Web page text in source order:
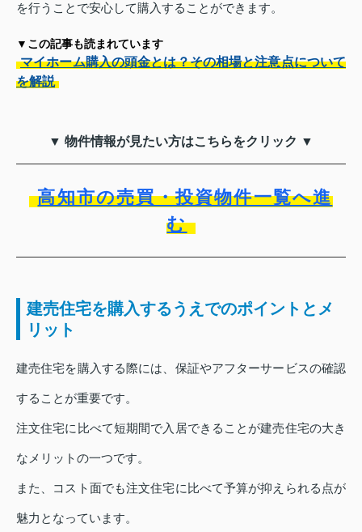
を行うことで安心して購入することができます。
▼この記事も読まれています
マイホーム購入の頭金とは？その相場と注意点について
を解説
▼ 物件情報が見たい方はこちらをクリック ▼
高知市の売買・投資物件一覧へ進
む
建売住宅を購入するうえでのポイントとメ
リット
建売住宅を購入する際には、保証やアフターサービスの確認
することが重要です。
注文住宅に比べて短期間で入居できることが建売住宅の大き
なメリットの一つです。
また、コスト面でも注文住宅に比べて予算が抑えられる点が
魅力となっています。